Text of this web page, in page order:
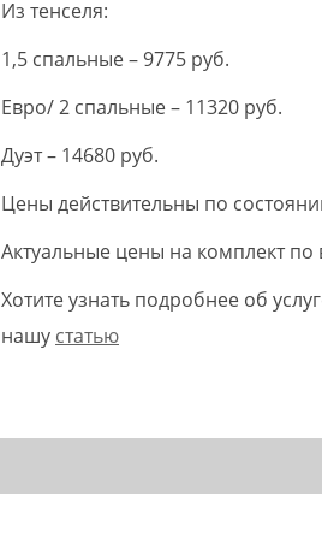
Из тенселя:
1,5 спальные – 9775 руб.
Евро/ 2 спальные – 11320 руб.
Дуэт – 14680 руб.
Цены действительны по
Актуальные цены на комплект
Хотите узнать подробнее об
нашу статью